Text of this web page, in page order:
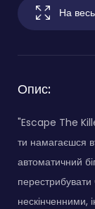
На
Опис:
"Escape The
ти намагаєшся
автоматичний
нескінченними,